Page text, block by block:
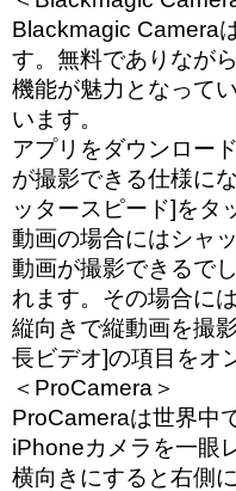
Blackmagic Camera
す。無料でありなが
機能が魅力となって
います。
アプリをダウンロー
が撮影できる仕様に
ッタースピード]をタ
動画の場合にはシャ
動画が撮影できるで
れます。その場合に
縦向きで縦動画を撮
長ビデオ]の項目をオ
＜ProCamera＞
ProCameraは世界中
iPhoneカメラを一眼
横向きにすると右側